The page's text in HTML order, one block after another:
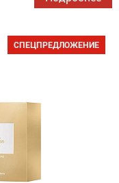
СПЕЦПРЕДЛОЖЕНИЕ